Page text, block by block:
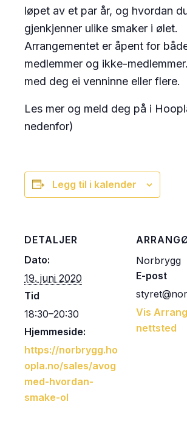
løpet av et par år, og hvordan
gjenkjenner ulike smaker i ølet.
Arrangementet er åpent for
medlemmer og ikke-
med deg ei venninne eller flere.
Les mer og meld deg på i
nedenfor)
Legg til i kalender
DETALJER
Dato:
19. juni 2020
Tid
18:30–20:30
Hjemmeside:
https://norbrygg.ho
opla.no/sales/avog
med-hvordan-
smake-ol
Norbrygg
E-post
Vis
nettsted